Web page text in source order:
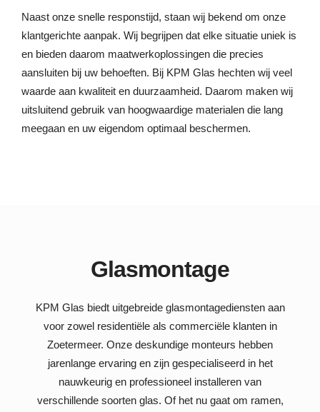
Naast onze snelle responstijd, staan wij bekend om onze
klantgerichte aanpak. Wij begrijpen dat elke situatie uniek is
en bieden daarom maatwerkoplossingen die precies
aansluiten bij uw behoeften. Bij KPM Glas hechten wij veel
waarde aan kwaliteit en duurzaamheid. Daarom maken wij
uitsluitend gebruik van hoogwaardige materialen die lang
meegaan en uw eigendom optimaal beschermen.
Glasmontage
KPM Glas biedt uitgebreide glasmontagediensten aan
voor zowel residentiële als commerciële klanten in
Zoetermeer. Onze deskundige monteurs hebben
jarenlange ervaring en zijn gespecialiseerd in het
nauwkeurig en professioneel installeren van
verschillende soorten glas. Of het nu gaat om ramen,